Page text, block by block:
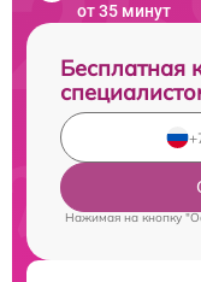
от 35 минут
Бесплатная
Нажимая на кнопку